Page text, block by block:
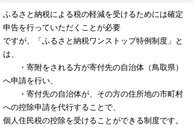
ふるさと納税による税の軽減を受けるためには確定
申告を行っていただくことが必要
ですが、「ふるさと納税ワンストップ特例制度」と
は、
・寄附をされる方が寄付先の自治体（鳥取県）
へ申請を行い、
・寄付先の自治体が、その方の住所地の市町村
への控除申請を代行することで、
個人住民税の控除を受けることができる制度です。